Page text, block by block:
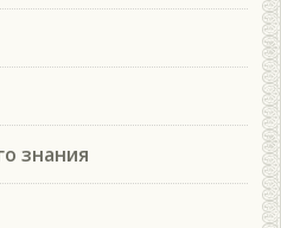
знания